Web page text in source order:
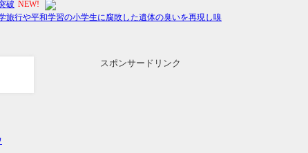
スポンサードリンク